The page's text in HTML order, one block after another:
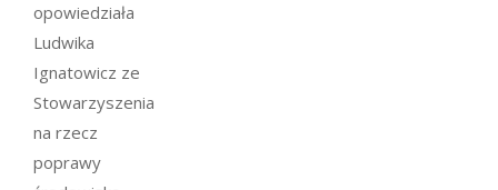
opowiedziała
Ludwika
Ignatowicz ze
Stowarzyszenia
na rzecz
poprawy